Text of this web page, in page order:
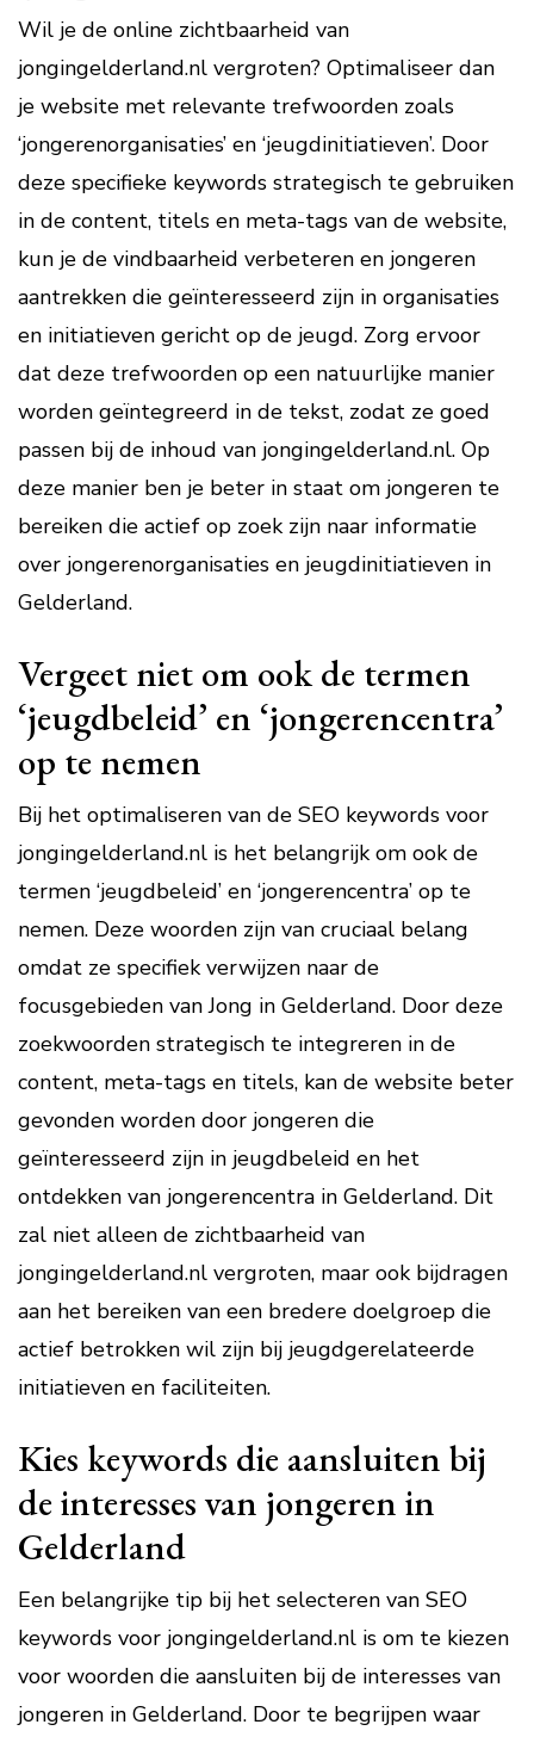
Wil je de online zichtbaarheid van
jongingelderland.nl vergroten? Optimaliseer dan
je website met relevante trefwoorden zoals
‘jongerenorganisaties’ en ‘jeugdinitiatieven’. Door
deze specifieke keywords strategisch te gebruiken
in de content, titels en meta-tags van de website,
kun je de vindbaarheid verbeteren en jongeren
aantrekken die geïnteresseerd zijn in organisaties
en initiatieven gericht op de jeugd. Zorg ervoor
dat deze trefwoorden op een natuurlijke manier
worden geïntegreerd in de tekst, zodat ze goed
passen bij de inhoud van jongingelderland.nl. Op
deze manier ben je beter in staat om jongeren te
bereiken die actief op zoek zijn naar informatie
over jongerenorganisaties en jeugdinitiatieven in
Gelderland.
Vergeet niet om ook de termen
‘jeugdbeleid’ en ‘jongerencentra’
op te nemen
Bij het optimaliseren van de SEO keywords voor
jongingelderland.nl is het belangrijk om ook de
termen ‘jeugdbeleid’ en ‘jongerencentra’ op te
nemen. Deze woorden zijn van cruciaal belang
omdat ze specifiek verwijzen naar de
focusgebieden van Jong in Gelderland. Door deze
zoekwoorden strategisch te integreren in de
content, meta-tags en titels, kan de website beter
gevonden worden door jongeren die
geïnteresseerd zijn in jeugdbeleid en het
ontdekken van jongerencentra in Gelderland. Dit
zal niet alleen de zichtbaarheid van
jongingelderland.nl vergroten, maar ook bijdragen
aan het bereiken van een bredere doelgroep die
actief betrokken wil zijn bij jeugdgerelateerde
initiatieven en faciliteiten.
Kies keywords die aansluiten bij
de interesses van jongeren in
Gelderland
Een belangrijke tip bij het selecteren van SEO
keywords voor jongingelderland.nl is om te kiezen
voor woorden die aansluiten bij de interesses van
jongeren in Gelderland. Door te begrijpen waar